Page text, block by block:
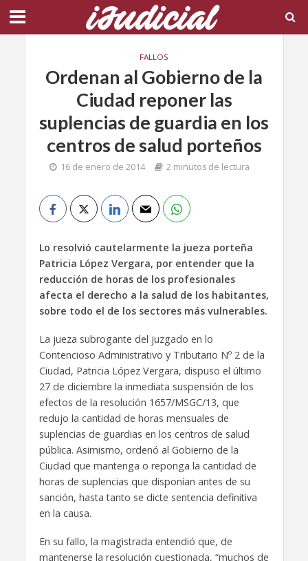
FALLOS
Ordenan al Gobierno de la
Ciudad reponer las
suplencias de guardia en los
centros de salud porteños
16 de enero de 2014 2 minutos de lectura
Lo resolvió cautelarmente la jueza porteña
Patricia López Vergara, por entender que la
reducción de horas de los profesionales
afecta el derecho a la salud de los habitantes,
sobre todo el de los sectores más vulnerables.
La jueza subrogante del juzgado en lo
Contencioso Administrativo y Tributario Nº 2 de la
Ciudad, Patricia López Vergara, dispuso el último
27 de diciembre la inmediata suspensión de los
efectos de la resolución 1657/MSGC/13, que
redujo la cantidad de horas mensuales de
suplencias de guardias en los centros de salud
pública. Asimismo, ordenó al Gobierno de la
Ciudad que mantenga o reponga la cantidad de
horas de suplencias que disponían antes de su
sanción, hasta tanto se dicte sentencia definitiva
en la causa.
En su fallo, la magistrada entendió que, de
mantenerse la resolución cuestionada, “muchos de